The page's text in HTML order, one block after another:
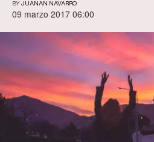
BY JUANAN NAVARRO
09 marzo 2017 06:00